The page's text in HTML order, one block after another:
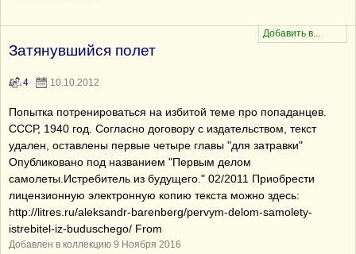
Затянувшийся полет
4 10.10.2012
Попытка потренироваться на избитой теме про попаданцев.
СССР, 1940 год. Согласно договору с издательством, текст
удален, оставлены первые четыре главы "для затравки"
Опубликовано под названием "Первым делом
самолеты.Истребитель из будущего." 02/2011 Приобрести
лицензионную электронную копию текста можно здесь:
http://litres.ru/aleksandr-barenberg/pervym-delom-samolety-
istrebitel-iz-buduschego/ From
Добавлен в коллекцию 9 Ноября 2016